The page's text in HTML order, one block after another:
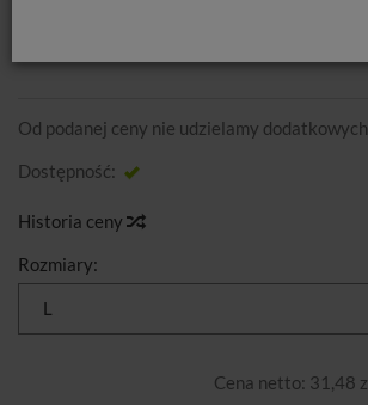
Od podanej ceny nie udzielamy
Dostępność:
Historia ceny
Rozmiary:
L
Cena netto: 31,48